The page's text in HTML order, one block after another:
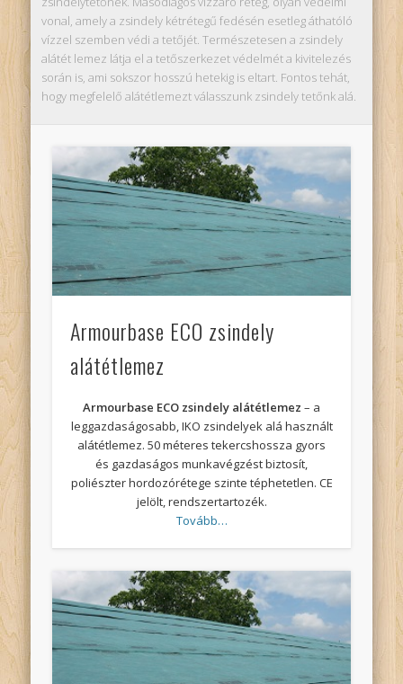
vonal, amely a zsindely kétrétegű fedésén esetleg áthatóló
vízzel szemben védi a tetőjét. Természetesen a zsindely
alátét lemez látja el a tetőszerkezet védelmét a kivitelezés
során is, ami sokszor hosszú hetekig is eltart. Fontos tehát,
hogy megfelelő alátétlemezt válasszunk zsindely tetőnk alá.
Armourbase ECO zsindely
alátétlemez
Armourbase ECO zsindely alátétlemez – a
leggazdaságosabb, IKO zsindelyek alá használt
alátétlemez. 50 méteres tekercshossza gyors
és gazdaságos munkavégzést biztosít,
poliészter hordozórétege szinte téphetetlen. CE
jelölt, rendszertartozék.
Tovább…